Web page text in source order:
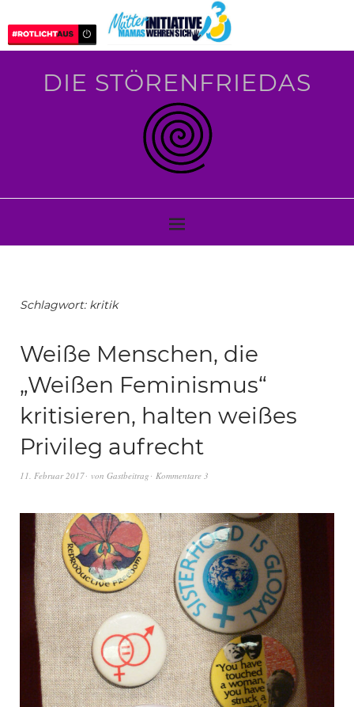
DIE STÖRENFRIEDAS
Schlagwort: kritik
Weiße Menschen, die
„Weißen Feminismus“
kritisieren, halten weißes
Privileg aufrecht
11. Februar 2017 von Gastbeitrag Kommentare 3